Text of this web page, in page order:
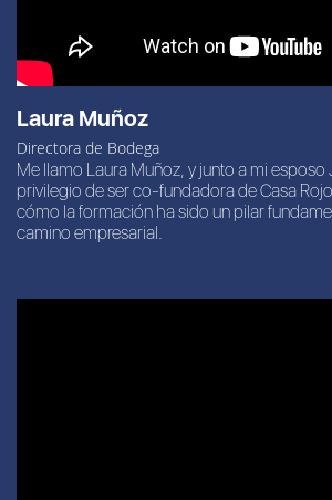
Laura Muñoz
Directora de Bodega
Me llamo Laura Muñoz, y junto a mi esposo
privilegio de ser co-fundadora de Casa
cómo la formación ha sido un pilar
camino empresarial.